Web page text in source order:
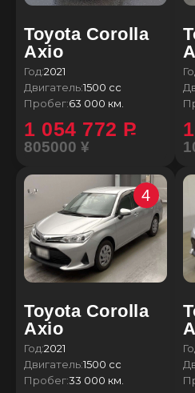
Toyota Corolla
Axio
Год:2021
Двигатель:1500 сс
Пробег:63 000 км.
1 054 772 P
805000 ¥
Toyota Corolla
Axio
4
Год:2021
Двигатель:1500 сс
Пробег:33 000 км.